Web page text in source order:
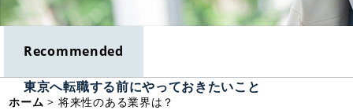
Recommended
東京へ転職する前にやっておきたいこと
ホーム > 将来性のある業界は？